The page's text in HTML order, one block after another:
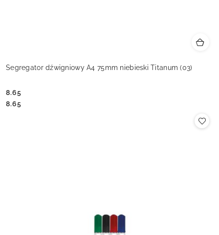
Segregator dźwigniowy A4 75mm niebieski Titanum (03)
Cena:
8.65
Cena:
8.65